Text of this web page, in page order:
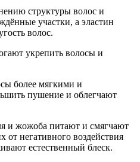
структуры волос и
участки, а эластин
волос.
укрепить волосы и
более мягкими и
пушение и облегчают
и жожоба питают и смягчают
негативного воздействия
естественный блеск.